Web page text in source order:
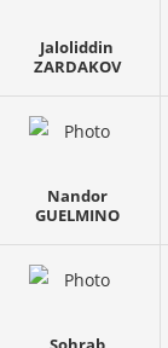
Jaloliddin
ZARDAKOV
Nandor
GUELMINO